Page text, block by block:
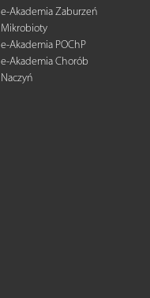
e-Akademia Zaburzeń
Mikrobioty
e-Akademia POChP
e-Akademia Chorób
Naczyń